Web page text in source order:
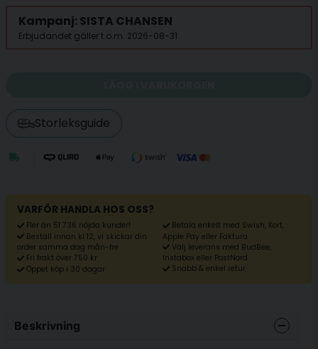
Kampanj: SISTA CHANSEN
Erbjudandet gäller t.o.m. 2026-08-31
Storleksguide
VARFÖR HANDLA HOS OSS?
Fler än 51 736 nöjda kunder!
Beställ innan kl 12, vi skickar din
order samma dag mån-fre
Fri frakt över 750 kr
Öppet köp i 30 dagar
Betala enkelt med Swish, Kort,
Apple Pay eller Faktura
Välj leverans med BudBee,
Instabox eller PostNord
Snabb & enkel retur
Beskrivning